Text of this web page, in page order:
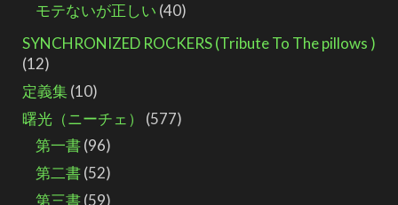
モテないが正しい (40)
SYNCHRONIZED ROCKERS (Tribute To The pillows )
(12)
定義集(10)
曙光（ニーチェ）
(577)
第一書(96)
第二書(52)
第三書(59)